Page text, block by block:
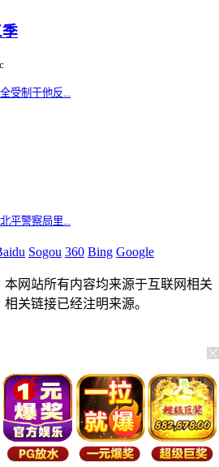
受制于他反...
平警察局里...
Sogou 360 Bing Google
网站所有内容均来源于互联网相关
关链接已经注明来源。